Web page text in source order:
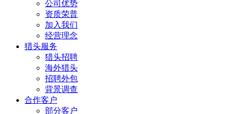
公司优势
资质荣普
加入我们
经营理念
猎头服务
猎头招聘
海外猎头
招聘外包
背景调查
合作客户
部分客户